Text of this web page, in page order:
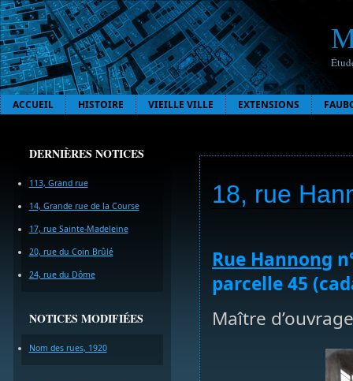
ACCUEIL HISTOIRE VIEILLE VILLE EXTENSIONS
DERNIÈRES NOTICES
113, Grand rue
14, Grande rue de la Course
17, rue Sainte-Madeleine
20, rue du Coin Brûlé
24, rue du Dôme
NOTICES MODIFIÉES
Nom des rues, 1920
18, rue
Rue Hannong
parcelle 45
Maître